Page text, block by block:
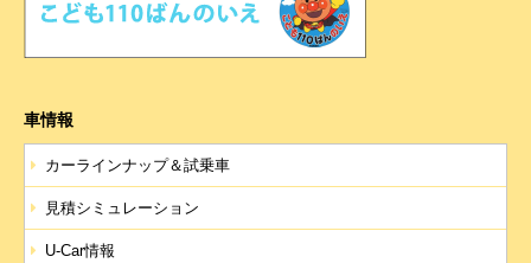
すので、あらかじめご了承ください。
なお、不具合の⽣じたデータについてはお客様にお断
※推奨環境については当社ホームページ内の「ご利⽤
にあたって」を参照ください。
【4．規約について】
1.本規約は事前の告知なく変更することがあります。
変更した内容は本ページにてご確認いただくものとし
車情報
カーラインナップ＆試乗車
見積シミュレーション
U-Car情報